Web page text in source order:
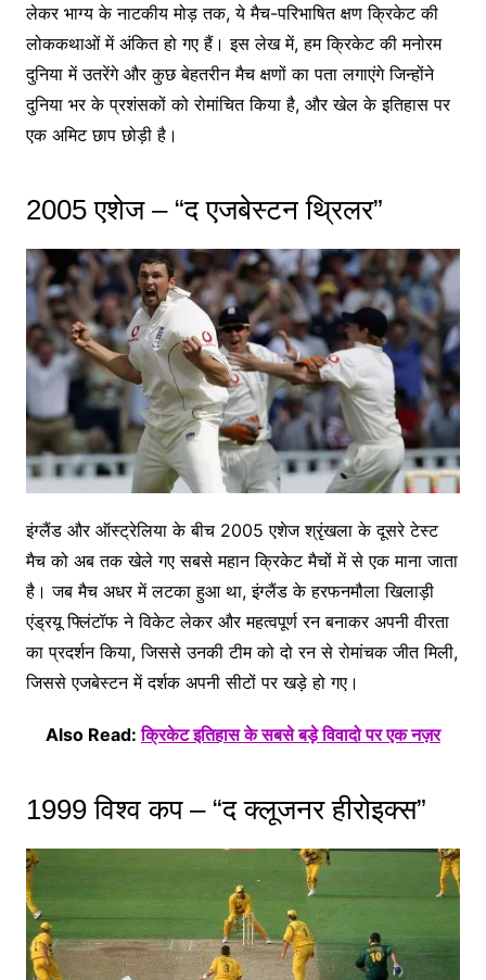
लेकर भाग्य के नाटकीय मोड़ तक, ये मैच-परिभाषित क्षण क्रिकेट की
लोककथाओं में अंकित हो गए हैं। इस लेख में, हम क्रिकेट की मनोरम
दुनिया में उतरेंगे और कुछ बेहतरीन मैच क्षणों का पता लगाएंगे जिन्होंने
दुनिया भर के प्रशंसकों को रोमांचित किया है, और खेल के इतिहास पर
एक अमिट छाप छोड़ी है।
2005 एशेज – “द एजबेस्टन थ्रिलर”
इंग्लैंड और ऑस्ट्रेलिया के बीच 2005 एशेज श्रृंखला के दूसरे टेस्ट
मैच को अब तक खेले गए सबसे महान क्रिकेट मैचों में से एक माना जाता
है। जब मैच अधर में लटका हुआ था, इंग्लैंड के हरफनमौला खिलाड़ी
एंड्रयू फ्लिंटॉफ ने विकेट लेकर और महत्वपूर्ण रन बनाकर अपनी वीरता
का प्रदर्शन किया, जिससे उनकी टीम को दो रन से रोमांचक जीत मिली,
जिससे एजबेस्टन में दर्शक अपनी सीटों पर खड़े हो गए।
Also Read:क्रिकेट इतिहास के सबसे बड़े विवादो पर एक नज़र
1999 विश्व कप – “द क्लूजनर हीरोइक्स”